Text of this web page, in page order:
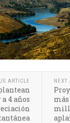
ARTICLE
4 años
NEXT
más